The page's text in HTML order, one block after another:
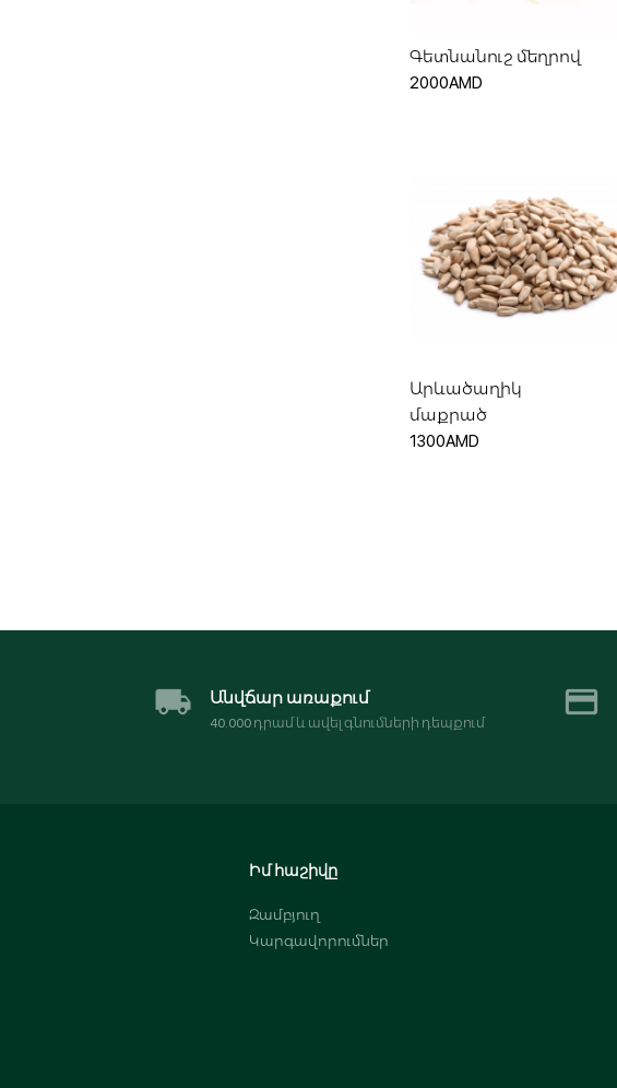
Գետնանուշ մեղրով
2000AMD
Ավելացնել զամբյուղ
Արևածաղիկ
մաքրած
1300AMD
Ավելացնել զամբյուղ
Անվճար առաքում
40․000 դրամ և ավել գնումների դեպքում
Իմ հաշիվը
Զամբյուղ
Կարգավորումներ